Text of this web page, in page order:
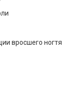
вросшего ногтя